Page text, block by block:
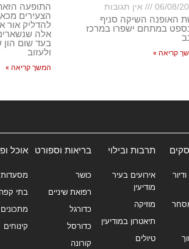
06/08/ אין תגובות
האופנה השיקה סניף
במתחם ישפרו במרכז
קריאה »
התופעה
הצעירים
להדליק אור
אלה
בעד שום הון
ולעזוב
המשך קריאה »
תרבות ובילוי
אירועים בעיר
מודיעין
מוזיקה
תיאטרון במודיעין
טיולים
בריאות וספורט
כושר
רפואת שיניים
כדורגל
כדורסל
קורונה
אוכל
מסעדות
בתי קפה
מתכונים
קינוחים